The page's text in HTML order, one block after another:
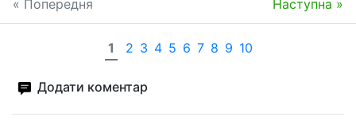
« Попередня Наступна »
1 2 3 4 5 6 7 8 9 10
Додати коментар